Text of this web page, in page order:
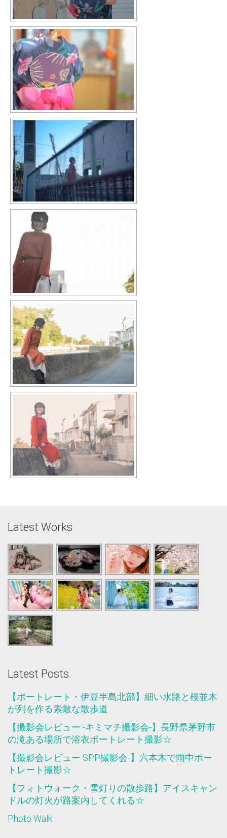
Latest Works
Latest Posts.
【ポートレート・伊豆半島北部】細い水路と桜並木
が列を作る素敵な散歩道
【撮影会レビュー -キミマチ撮影会-】長野県茅野市
の滝ある場所で浴衣ポートレート撮影☆
【撮影会レビュー SPP撮影会-】六本木で雨中ポー
トレート撮影☆
【フォトウォーク・雪灯りの散歩路】アイスキャン
ドルの灯火が路案内してくれる☆
Photo Walk